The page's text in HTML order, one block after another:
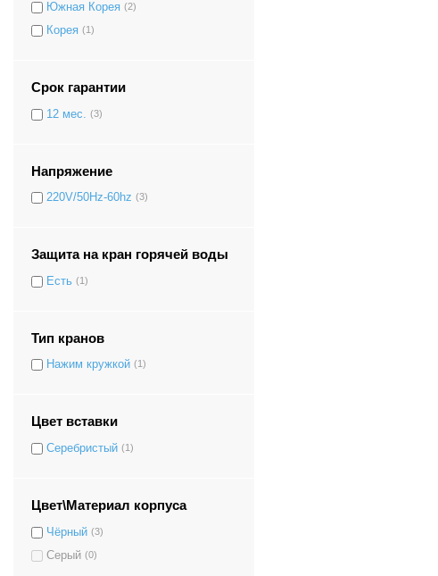
Южная Корея (2)
Корея (1)
Срок гарантии
12 мес. (3)
Напряжение
220V/50Hz-60hz (3)
Защита на кран горячей воды
Есть (1)
Тип кранов
Нажим кружкой (1)
Цвет вставки
Серебристый (1)
Цвет\Материал корпуса
Чёрный (3)
Серый (0)